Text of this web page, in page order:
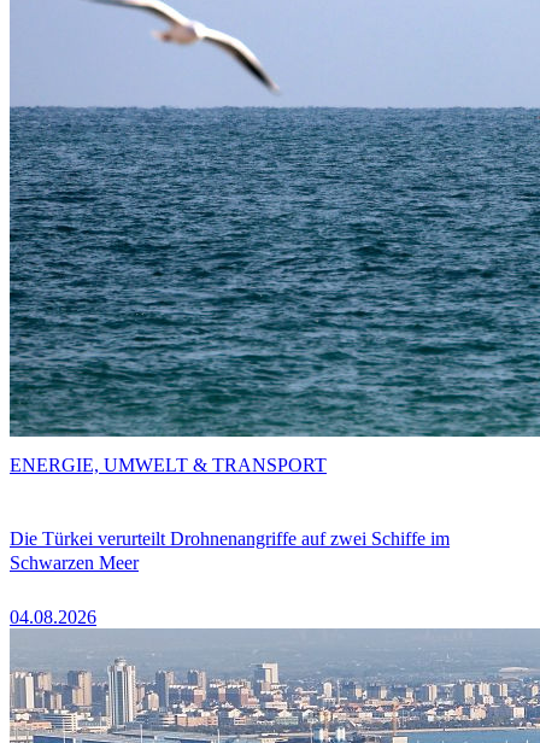
Die Türkei verurteilt Drohnenangriffe auf zwei Schiffe im
Schwarzen Meer
04.08.2026
ENERGIE, UMWELT & TRANSPORT